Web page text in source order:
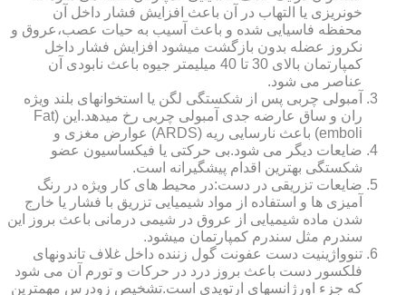
خونریزی یا التهاب در آن باعث افزایش فشار داخل آن
محفظه فاسیایی شده و باعث آسیب به حیات عصب،عروق و
نکروز عضله بدون بازگشت میشود افزایش فشار داخل
کمپارتمان بالای 30 تا 40 میلیمتر جیوه باعث نابودی آن
عناصر می شود.
آمبولی چربی پس از شکستگی لگن یا استخوانهای بلند ویژه
ران و ساق عارضه جدی آمبولی چربی رخ میدهد.این (Fat
emboli) باعث نارسایی ریه (ARDS) عوارض مغزی و
ضایعات دیگر می شود.بی حرکتی یا فیکساسیون عضو
شکستگی بهترین اقدام پیشگیرانه است.
ضایعات تزریقی در دست:در محیط های کار ویژه در رنگ
آمیزی ها و استفاده از مواد شیمیایی تزریق با فشار یا خارج
شدن ماده شیمیایی از عروق در شیمی درمانی باعث بروز این
سندرم مثل سندرم کمپارتمان میشود.
تنوواژینیت دست عفونت گول زننده داخل غلاف تاندونهای
فلکسور دست باعث بروز درد در حرکات و تورم آن می شود
که جزء اورژانسهای ارتوپدی است.تشخیص زودرس مهمترین